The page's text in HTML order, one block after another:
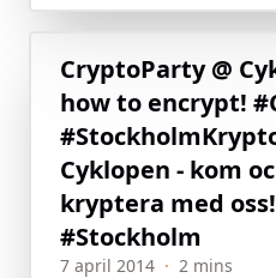
CryptoParty @
how to encrypt!
#Stockholm
Cyklopen - kom
kryptera med
#Stockholm
7 april 2014 · 2 mins